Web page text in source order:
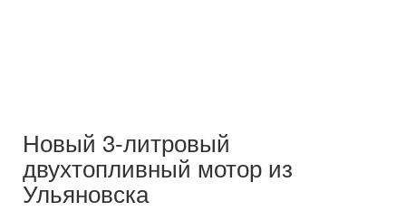
Новый 3-литровый
двухтопливный мотор из
Ульяновска